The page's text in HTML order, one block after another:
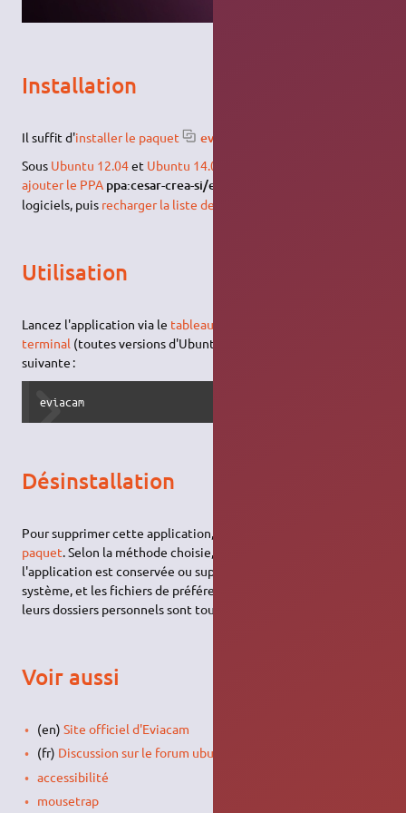
Installation
Il suffit d'installer le paquet eviacam
Sous Ubuntu 12.04et Ubuntu 14.04
ajouter le PPA ppa:cesar-crea-si/eviacam
logiciels, puis recharger la liste des paquets
Utilisation
Lancez l'application via le tableau de bord Unity
terminal (toutes versions d'Ubuntu) avec la
suivante :
eviacam
Désinstallation
Pour supprimer cette application, il suffit de
paquet. Selon la méthode choisie, la configuration globale de
l'application est conservée ou supprimée. Les journaux du
système, et les fichiers de préférence des utilisateurs dans
leurs dossiers personnels sont toujours conservés.
Voir aussi
(en) Site officiel d'Eviacam
(fr) Discussion sur le forum ubuntu-fr
accessibilité
mousetrap